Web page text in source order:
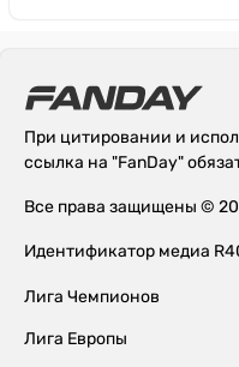
При цитировании и
ссылка на "FanDay"
Все права защищены ©
Идентификатор медиа
Лига Чемпионов
Лига Европы